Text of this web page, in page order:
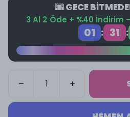
🌆 GECE
3 Al 2 Öde + %40 İndirim
01 : 31 :